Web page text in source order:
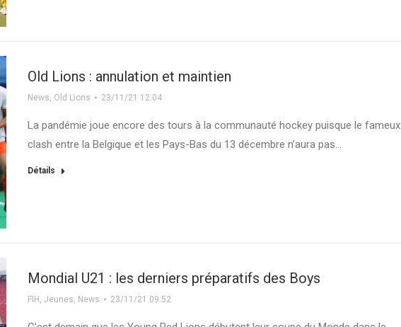
Old Lions : annulation et maintien
News, Old Lions 23/11/21 12:04
La pandémie joue encore des tours à la communauté hockey puisque le fameux
clash entre la Belgique et les Pays-Bas du 13 décembre n’aura pas…
Détails
Mondial U21 : les derniers préparatifs des Boys
FIH,Jeunes, News 23/11/21 09:52